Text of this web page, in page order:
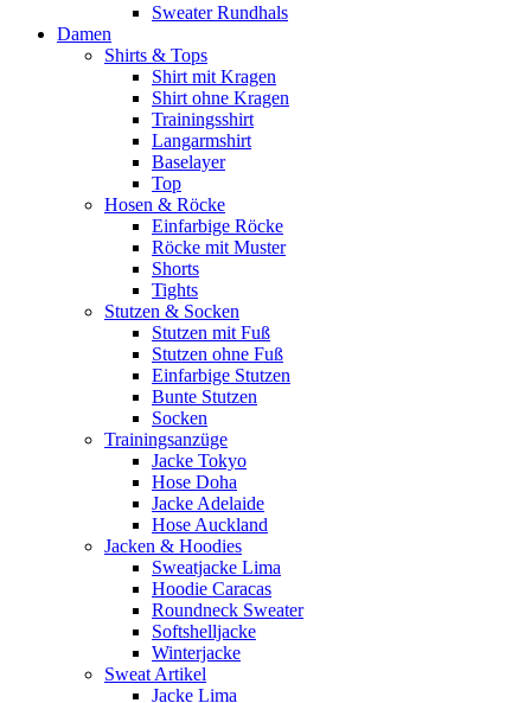
Sweater Rundhals
Damen
Shirts & Tops
Shirt mit Kragen
Shirt ohne Kragen
Trainingsshirt
Langarmshirt
Baselayer
Top
Hosen & Röcke
Einfarbige Röcke
Röcke mit Muster
Shorts
Tights
Stutzen & Socken
Stutzen mit Fuß
Stutzen ohne Fuß
Einfarbige Stutzen
Bunte Stutzen
Socken
Trainingsanzüge
Jacke Tokyo
Hose Doha
Jacke Adelaide
Hose Auckland
Jacken & Hoodies
Sweatjacke Lima
Hoodie Caracas
Roundneck Sweater
Softshelljacke
Winterjacke
Sweat Artikel
Jacke Lima